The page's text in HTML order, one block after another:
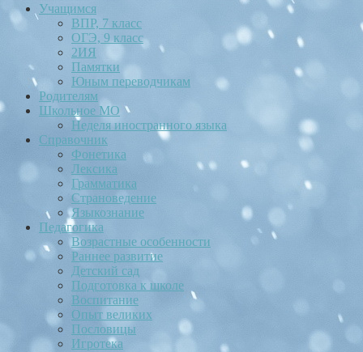
Учащимся
ВПР, 7 класс
ОГЭ, 9 класс
2ИЯ
Памятки
Юным переводчикам
Родителям
Школьное МО
Неделя иностранного языка
Справочник
Фонетика
Лексика
Грамматика
Страноведение
Языкознание
Педагогика
Возрастные особенности
Раннее развитие
Детский сад
Подготовка к школе
Воспитание
Опыт великих
Пословицы
Игротека